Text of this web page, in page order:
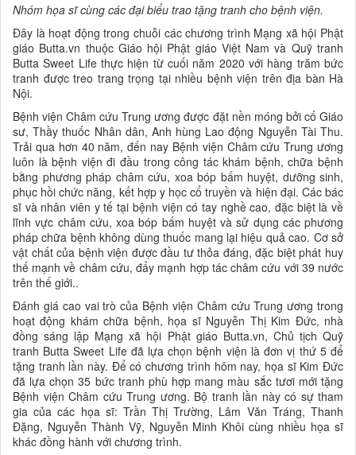
Nhóm họa sĩ cùng các đại biểu trao tặng tranh cho bệnh viện.
Đây là hoạt động trong chuỗi các chương trình Mạng xã hội Phật
giáo Butta.vn thuộc Giáo hội Phật giáo Việt Nam và Quỹ tranh
Butta Sweet Life thực hiện từ cuối năm 2020 với hàng trăm bức
tranh được treo trang trọng tại nhiều bệnh viện trên địa bàn Hà
Nội.
Bệnh viện Châm cứu Trung ương được đặt nền móng bởi cố Giáo
sư, Thầy thuốc Nhân dân, Anh hùng Lao động Nguyễn Tài Thu.
Trải qua hơn 40 năm, đến nay Bệnh viện Châm cứu Trung ương
luôn là bệnh viện đi đầu trong công tác khám bệnh, chữa bệnh
bằng phương pháp châm cứu, xoa bóp bấm huyệt, dưỡng sinh,
phục hồi chức năng, kết hợp y học cổ truyền và hiện đại. Các bác
sĩ và nhân viên y tế tại bệnh viện có tay nghề cao, đặc biệt là về
lĩnh vực châm cứu, xoa bóp bấm huyệt và sử dụng các phương
pháp chữa bệnh không dùng thuốc mang lại hiệu quả cao. Cơ sở
vật chất của bệnh viện được đầu tư thỏa đáng, đặc biệt phát huy
thế mạnh về châm cứu, đẩy mạnh hợp tác châm cứu với 39 nước
trên thế giới..
Đánh giá cao vai trò của Bệnh viện Châm cứu Trung ương trong
hoạt động khám chữa bệnh, họa sĩ Nguyễn Thị Kim Đức, nhà
đồng sáng lập Mạng xã hội Phật giáo Butta.vn, Chủ tịch Quỹ
tranh Butta Sweet Life đã lựa chọn bệnh viện là đơn vị thứ 5 để
tặng tranh lần này. Để có chương trình hôm nay, họa sĩ Kim Đức
đã lựa chọn 35 bức tranh phù hợp mang màu sắc tươi mới tặng
Bệnh viện Châm cứu Trung ương. Bộ tranh lần này có sự tham
gia của các họa sĩ: Trần Thị Trường, Lâm Văn Tráng, Thanh
Đặng, Nguyễn Thành Vỹ, Nguyễn Minh Khôi cùng nhiều họa sĩ
khác đồng hành với chương trình.